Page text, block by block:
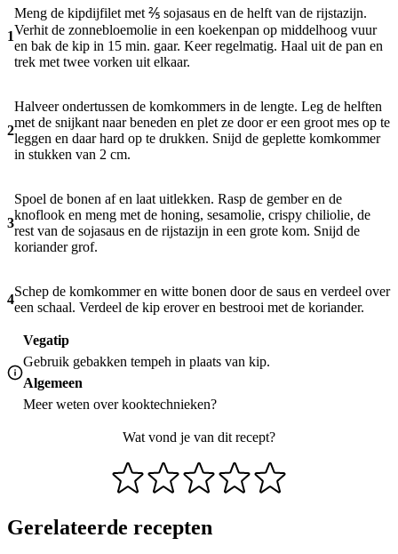
1
Meng de kipdijfilet met ⅖ sojasaus en de helft van de rijstazijn.
Verhit de zonnebloemolie in een koekenpan op middelhoog vuur
en bak de kip in 15 min. gaar. Keer regelmatig. Haal uit de pan en
trek met twee vorken uit elkaar.
2
Halveer ondertussen de komkommers in de lengte. Leg de helften
met de snijkant naar beneden en plet ze door er een groot mes op te
leggen en daar hard op te drukken. Snijd de geplette komkommer
in stukken van 2 cm.
3
Spoel de bonen af en laat uitlekken. Rasp de gember en de
knoflook en meng met de honing, sesamolie, crispy chiliolie, de
rest van de sojasaus en de rijstazijn in een grote kom. Snijd de
koriander grof.
4
Schep de komkommer en witte bonen door de saus en verdeel over
een schaal. Verdeel de kip erover en bestrooi met de koriander.
Vegatip
Gebruik gebakken tempeh in plaats van kip.
Algemeen
Meer weten overkooktechnieken?
Wat vond je van dit recept?
Gerelateerde recepten